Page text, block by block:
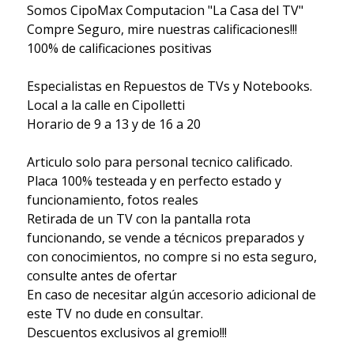
Somos CipoMax Computacion "La Casa del TV"
Compre Seguro, mire nuestras calificaciones!!!
100% de calificaciones positivas
Especialistas en Repuestos de TVs y Notebooks.
Local a la calle en Cipolletti
Horario de 9 a 13 y de 16 a 20
Articulo solo para personal tecnico calificado.
Placa 100% testeada y en perfecto estado y
funcionamiento, fotos reales
Retirada de un TV con la pantalla rota
funcionando, se vende a técnicos preparados y
con conocimientos, no compre si no esta seguro,
consulte antes de ofertar
En caso de necesitar algún accesorio adicional de
este TV no dude en consultar.
Descuentos exclusivos al gremio!!!